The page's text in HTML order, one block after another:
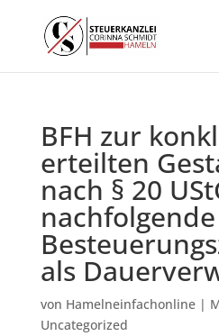
BFH zur
erteilten
nach § 20
nachfolgende
als
von Hamelneinfachonline|
Uncategorized